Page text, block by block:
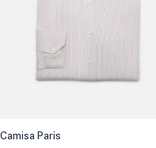
Camisa Paris